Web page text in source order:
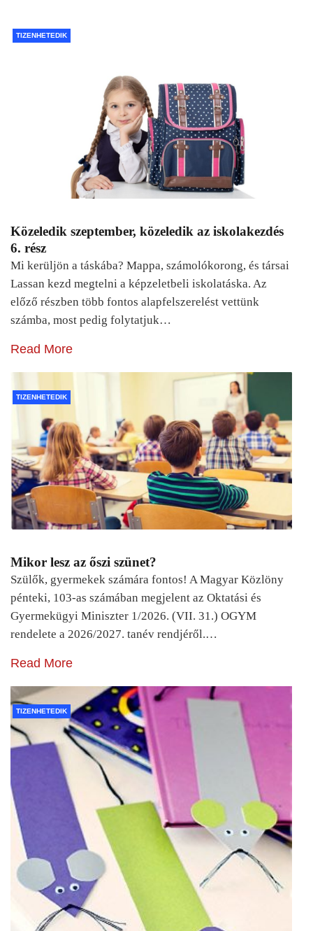
TIZENHETEDIK
Közeledik szeptember, közeledik az iskolakezdés
6. rész
Mi kerüljön a táskába? Mappa, számolókorong, és társai
Lassan kezd megtelni a képzeletbeli iskolatáska. Az
előző részben több fontos alapfelszerelést vettünk
számba, most pedig folytatjuk…
Read More
TIZENHETEDIK
Mikor lesz az őszi szünet?
Szülők, gyermekek számára fontos! A Magyar Közlöny
pénteki, 103-as számában megjelent az Oktatási és
Gyermekügyi Miniszter 1/2026. (VII. 31.) OGYM
rendelete a 2026/2027. tanév rendjéről.…
Read More
TIZENHETEDIK